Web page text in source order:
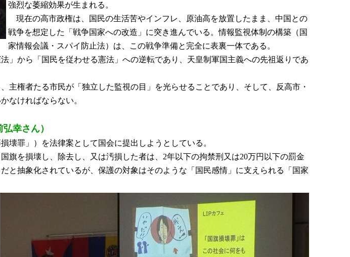
強烈な萎縮効果が生まれる。
現在の高市政権は、国民の生活苦やインフレ、原油高を放置したまま、中国との
戦争を想定した「戦争国家への改造」に突き進んでいる。情報監視体制の構築（国
家情報会議・スパイ防止法）は、この戦争準備と完全に表裏一体である。
から「国民を従わせる憲法」への逆転であり、天皇制軍国主義への先祖返りであ
権者たる市民が「独立した監視の目」を光らせることであり、そして、反高市・
なければならない。
幸さん）
罪」）を法律案として国会に提出しようとしている。
を損壊し、除去し、又は汚損した者は、2年以下の拘禁刑又は20万円以下の罰金
と抽象化されているが、保護の対象はそのような「国民感情」に支えられる「国家